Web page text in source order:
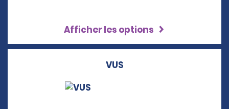
Afficher les options
VUS